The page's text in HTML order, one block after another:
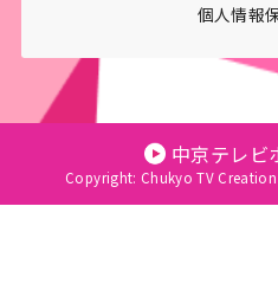
個人情報
中京テレビ
Copyright: Chukyo TV